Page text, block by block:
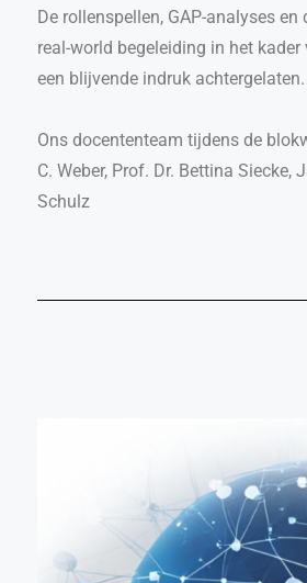
De rollenspellen, GAP-analyses en
real-world begeleiding in het kader
een blijvende indruk achtergelaten.
Ons docententeam tijdens de
C. Weber, Prof. Dr. Bettina Siecke,
Schulz